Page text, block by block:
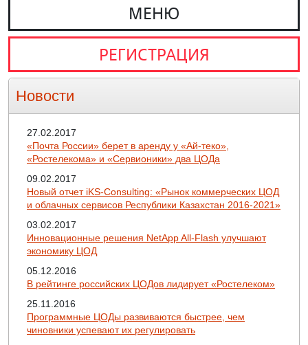
МЕНЮ
РЕГИСТРАЦИЯ
Новости
27.02.2017
«Почта России» берет в аренду у «Ай-теко»,
«Ростелекома» и «Сервионики» два ЦОДа
09.02.2017
Новый отчет iKS-Consulting: «Рынок коммерческих ЦОД
и облачных сервисов Республики Казахстан 2016-2021»
03.02.2017
Инновационные решения NetApp All-Flash улучшают
экономику ЦОД
05.12.2016
В рейтинге российских ЦОДов лидирует «Ростелеком»
25.11.2016
Программные ЦОДы развиваются быстрее, чем
чиновники успевают их регулировать